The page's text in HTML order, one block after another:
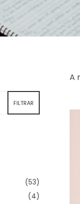
FILTRAR
(53)
(4)
A